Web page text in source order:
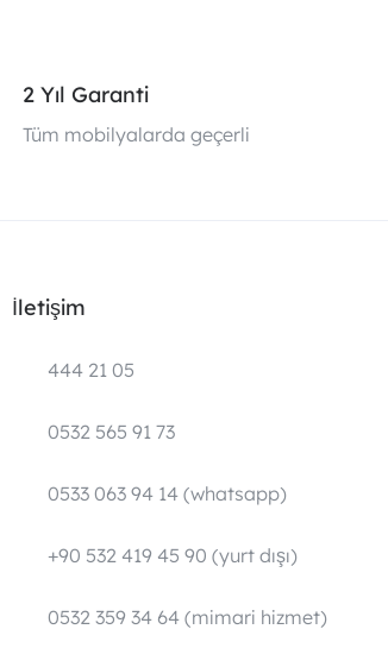
2 Yıl Garanti
Tüm mobilyalarda geçerli
İletişim
444 21 05
0532 565 91 73
0533 063 94 14 (whatsapp)
+90 532 419 45 90 (yurt dışı)
0532 359 34 64 (mimari hizmet)